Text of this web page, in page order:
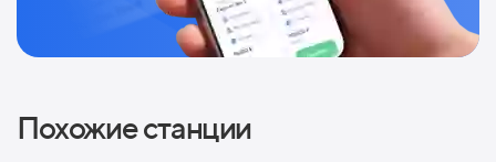
Похожие станции